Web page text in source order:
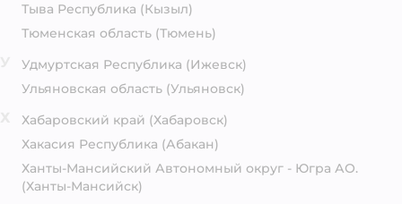
Тыва Республика (Кызыл)
Тюменская область (Тюмень)
Удмуртская Республика (Ижевск)
Ульяновская область (Ульяновск)
Хабаровский край (Хабаровск)
Хакасия Республика (Абакан)
Ханты-Мансийский Автономный округ - Югра АО.
(Ханты-Мансийск)